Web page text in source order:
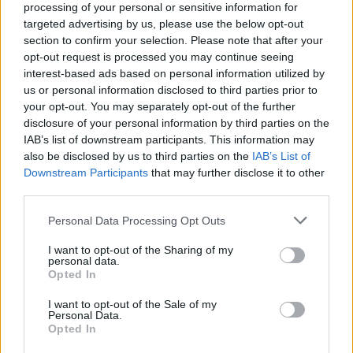
processing of your personal or sensitive information for
targeted advertising by us, please use the below opt-out
section to confirm your selection. Please note that after your
opt-out request is processed you may continue seeing
interest-based ads based on personal information utilized by
us or personal information disclosed to third parties prior to
your opt-out. You may separately opt-out of the further
disclosure of your personal information by third parties on the
IAB’s list of downstream participants. This information may
also be disclosed by us to third parties on the IAB’s List of
Downstream Participants that may further disclose it to other
Please note that this website/app uses one or more Google
not limited to your visit or usage behaviour. You may click to
grant or deny consent to Google and its third-party tags to
use your data for below specified purposes in below Google
consent section.
Personal Data Processing Opt Outs
I want to opt-out of the Sharing of my
personal data.
Opted In
I want to opt-out of the Sale of my
Personal Data.
Opted In
Βουλή δηλώσεις περιουσιακής κατάστασης με
αναφορά στο όνομα του κ. Αυγενάκη, ο πρώην
υπουργός είπε ότι ουδέποτε έχει δηλώσει
βοσκότοπους, ουδέποτε υπέβαλε δήλωση
ΟΣΔΕ, ουδέποτε τα έχει νοικιάσει, ουδέποτε έχει
επιδοτηθεί.
«Εμφάνισε ο κ. Βελόπουλος μια λίστα που
φέρονται κάποια άτομα με το επίθετο “Αυγενάκη”
να λαμβάνουν επιδοτήσεις. Αλήθεια, ποια από
αυτά τα άτομα είναι μέλη της οικογένειας του κ.
Αυγενάκη, γονείς, αδέρφια; Κανένα!»,
υπογράμμισε και υποστήριξε ότι ο κ.
Βελόπουλος καταγγέλλει τους ψεύτες της
πολιτικής, ενώ «ο ίδιος έχει χτίσει καριέρα πάνω
ψευδοεπιστήμες,